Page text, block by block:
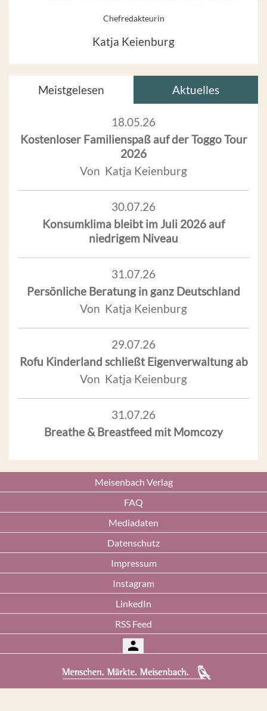
Chefredakteurin
Katja Keienburg
Meistgelesen Aktuelles
18.05.26
Kostenloser Familienspaß auf der Toggo Tour
2026
Von Katja Keienburg
30.07.26
Konsumklima bleibt im Juli 2026 auf
niedrigem Niveau
31.07.26
Persönliche Beratung in ganz Deutschland
Von Katja Keienburg
29.07.26
Rofu Kinderland schließt Eigenverwaltung ab
Von Katja Keienburg
31.07.26
Breathe & Breastfeed mit Momcozy
Meisenbach Verlag
FAQ
Mediadaten
Datenschutz
Impressum
Instagram
LinkedIn
RSS Feed